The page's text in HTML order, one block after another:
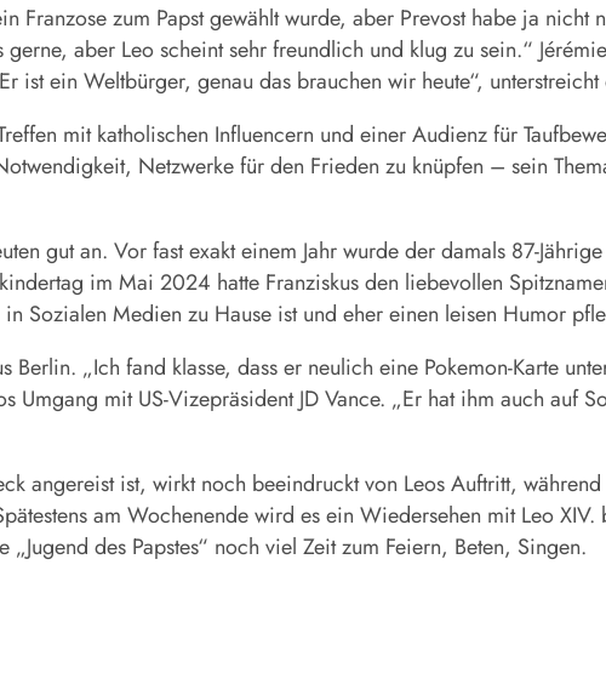
Franzose zum Papst gewählt wurde, aber Prevost habe ja nicht
aber Leo scheint sehr freundlich und klug zu sein.“
ist ein Weltbürger, genau das brauchen wir heute“, unterstreicht
mit katholischen Influencern und einer Audienz für
Netzwerke für den Frieden zu knüpfen – sein
gut an. Vor fast exakt einem Jahr wurde der damals 87-
im Mai 2024 hatte Franziskus den liebevollen
Sozialen Medien zu Hause ist und eher einen leisen Humor
Berlin. „Ich fand klasse, dass er neulich eine Pokemon-Karte
Umgang mit US-Vizepräsident JD Vance. „Er hat ihm auch auf
angereist ist, wirkt noch beeindruckt von Leos Auftritt,
am Wochenende wird es ein Wiedersehen mit Leo
des Papstes“ noch viel Zeit zum Feiern, Beten, Singen.